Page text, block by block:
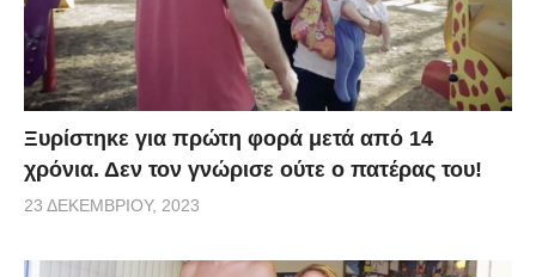
Ξυρίστηκε για πρώτη φορά μετά από 14
χρόνια. Δεν τον γνώρισε ούτε ο πατέρας του!
23 ΔΕΚΕΜΒΡΊΟΥ, 2023